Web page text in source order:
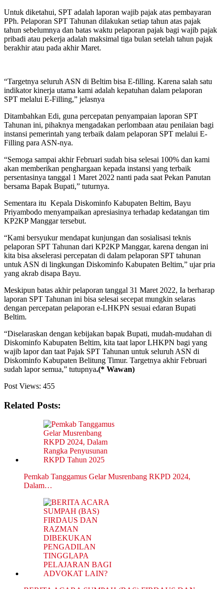
Untuk diketahui, SPT adalah laporan wajib pajak atas pembayaran
PPh. Pelaporan SPT Tahunan dilakukan setiap tahun atas pajak
tahun sebelumnya dan batas waktu pelaporan pajak bagi wajib pajak
pribadi atau pekerja adalah maksimal tiga bulan setelah tahun pajak
berakhir atau pada akhir Maret.
“Targetnya seluruh ASN di Beltim bisa E-filling. Karena salah satu
indikator kinerja utama kami adalah kepatuhan dalam pelaporan
SPT melalui E-Filling,” jelasnya
Ditambahkan Edi, guna percepatan penyampaian laporan SPT
Tahunan ini, pihaknya mengadakan perlombaan atau penilaian bagi
instansi pemerintah yang terbaik dalam pelaporan SPT melalui E-
Filling para ASN-nya.
“Semoga sampai akhir Februari sudah bisa selesai 100% dan kami
akan memberikan penghargaan kepada instansi yang terbaik
persentasinya tanggal 1 Maret 2022 nanti pada saat Pekan Panutan
bersama Bapak Bupati,” tuturnya.
Sementara itu Kepala Diskominfo Kabupaten Beltim, Bayu
Priyambodo menyampaikan apresiasinya terhadap kedatangan tim
KP2KP Manggar tersebut.
“Kami bersyukur mendapat kunjungan dan sosialisasi teknis
pelaporan SPT Tahunan dari KP2KP Manggar, karena dengan ini
kita bisa akselerasi percepatan di dalam pelaporan SPT tahunan
untuk ASN di lingkungan Diskominfo Kabupaten Beltim,” ujar pria
yang akrab disapa Bayu.
Meskipun batas akhir pelaporan tanggal 31 Maret 2022, Ia berharap
laporan SPT Tahunan ini bisa selesai secepat mungkin selaras
dengan percepatan pelaporan e-LHKPN sesuai edaran Bupati
Beltim.
“Diselaraskan dengan kebijakan bapak Bupati, mudah-mudahan di
Diskominfo Kabupaten Beltim, kita taat lapor LHKPN bagi yang
wajib lapor dan taat Pajak SPT Tahunan untuk seluruh ASN di
Diskominfo Kabupaten Belitung Timur. Targetnya akhir Februari
sudah lapor semua,” tutupnya.(* Wawan)
Post Views: 455
Related Posts:
Pemkab Tanggamus Gelar Musrenbang RKPD 2024,
Dalam…